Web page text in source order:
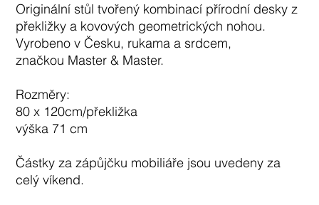
Originální stůl tvořený kombinací přírodní desky z
překližky a kovových geometrických nohou.
Vyrobeno v Česku, rukama a srdcem,
značkou Master & Master.
Rozměry:
80 x 120cm/překližka
výška 71 cm
Částky za zápůjčku mobiliáře jsou uvedeny za
celý víkend.